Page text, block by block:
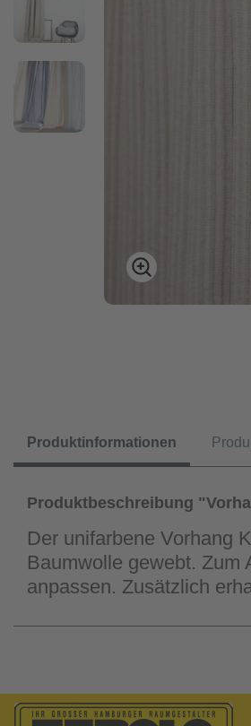
Produktinformationen
Produktbeschreibung
Der unifarbene Vorhang
Baumwolle gewebt. Zum
anpassen. Zusätzlich